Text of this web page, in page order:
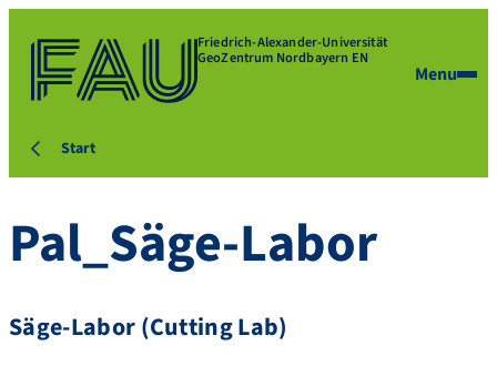
Friedrich-Alexander-Universität
GeoZentrum Nordbayern EN
Menu
Start
Pal_Säge-Labor
Säge-Labor (Cutting Lab)